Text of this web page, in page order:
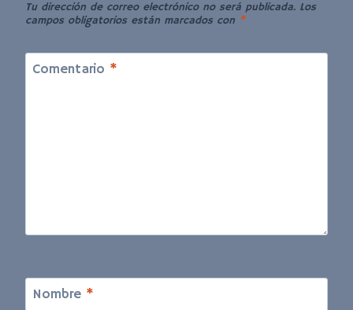
Tu dirección de correo electrónico no será publicada. Los
campos obligatorios están marcados con *
Comentario *
Nombre *